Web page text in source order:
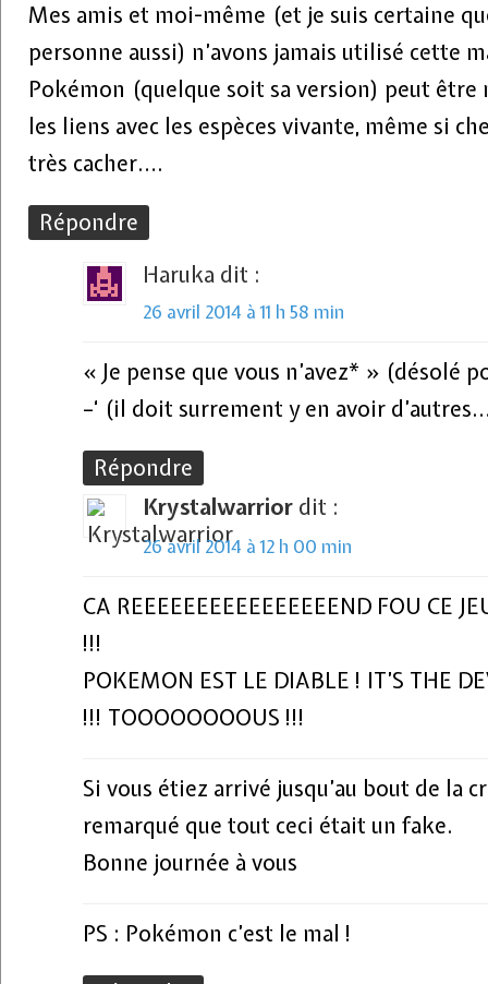
Mes amis et moi-même (et je suis certaine
personne aussi) n’avons jamais utilisé cette
Pokémon (quelque soit sa version) peut
les liens avec les espèces vivante, même si
très cacher….
Répondre
Haruka dit :
26 avril 2014 à 11 h 58 min
« Je pense que vous n’avez* » (désolé
–‘ (il doit surrement y en avoir
Répondre
Krystalwarrior dit :
26 avril 2014 à 12 h 00 min
CA REEEEEEEEEEEEEEEEND FOU CE
!!!
POKEMON EST LE DIABLE ! IT’S THE
!!! TOOOOOOOOUS !!!
Si vous étiez arrivé jusqu’au bout de la
remarqué que tout ceci était un fake.
Bonne journée à vous
PS : Pokémon c’est le mal !